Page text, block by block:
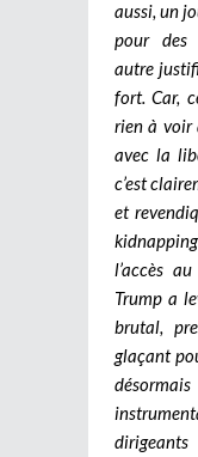
aussi, un
pour des
autre
fort. Car,
rien à voir
avec la
c’est
et
l’accès
Trump a
brutal,
glaçant